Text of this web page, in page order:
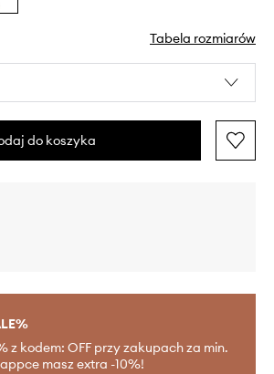
Tabela rozmiarów
do koszyka
z kodem: OFF przy zakupach za min.
appce masz extra -10%!